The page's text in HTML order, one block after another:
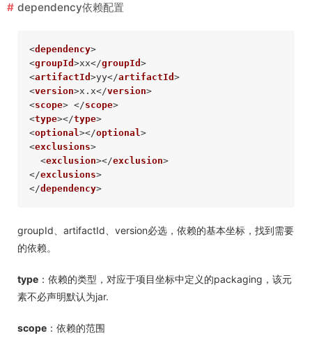
dependency依赖配置
<dependency>
<groupId >xx</groupId >
<artifactId >yy</artifactId >
<version>x.x</version>
<scope> </scope>
<type></type>
<optional ></optional >
<exclusions>
<exclusion></exclusion>
</exclusions>
</dependency>
groupId、artifactId、version必选，依赖的基本坐标，找到需要
的依赖。
type ：依赖的类型，对应于项目坐标中定义的packaging，该元
素不必声明默认为jar.
scope ：依赖的范围